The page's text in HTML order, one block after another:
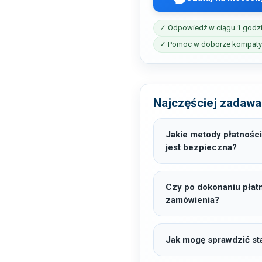
✓ Odpowiedź w ciągu 1
✓ Pomoc w doborze
Najczęściej
Jakie metody
jest bezpieczna?
Czy po dokonaniu
zamówienia?
Jak mogę sprawdzić